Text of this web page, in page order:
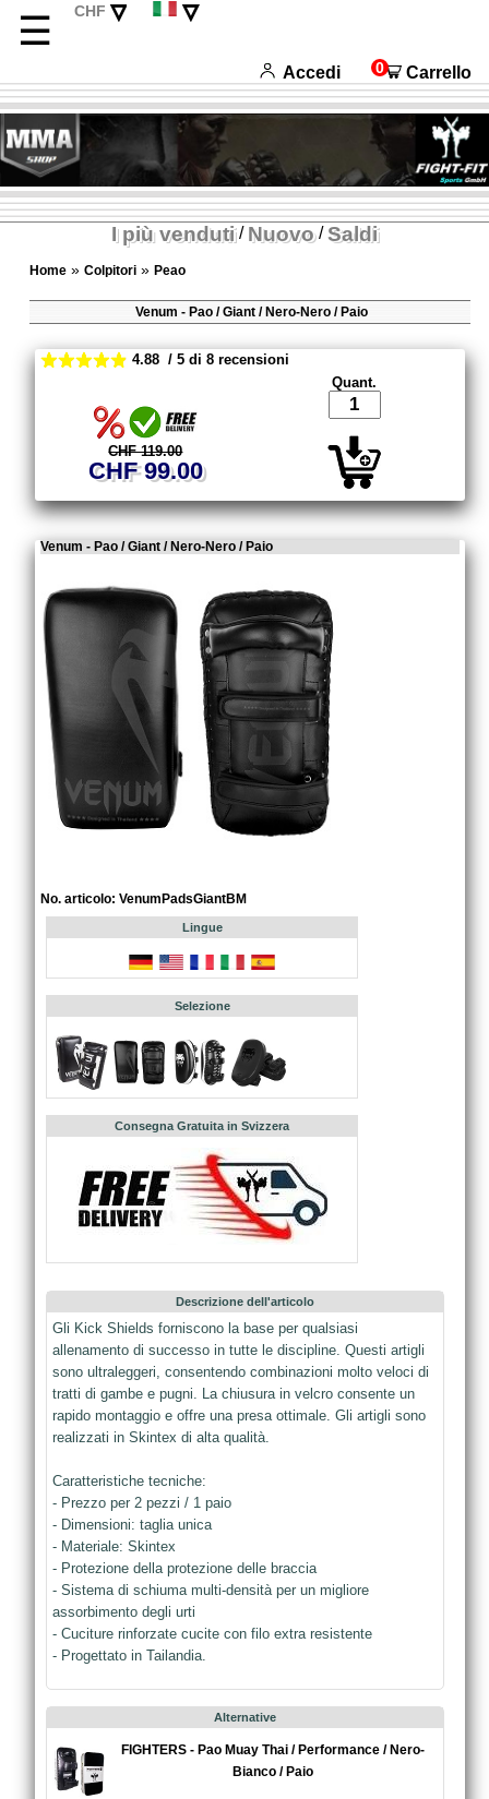
☰ CHF ▿ ▿
Français
Español
Accedi 0 Carrello
I più venduti/ Nuovo/Saldi
Home »Colpitori »Peao
Venum - Pao / Giant / Nero-Nero / Paio
4.88 / 5 di 8 recensioni
CHF 119.00
CHF 99.00
Quant.
Venum - Pao / Giant / Nero-Nero / Paio
No. articolo: VenumPadsGiantBM
Lingue
Selezione
Consegna Gratuita in Svizzera
Descrizione dell'articolo
Gli Kick Shields forniscono la base per qualsiasi
allenamento di successo in tutte le discipline. Questi artigli
sono ultraleggeri, consentendo combinazioni molto veloci di
tratti di gambe e pugni. La chiusura in velcro consente un
rapido montaggio e offre una presa ottimale. Gli artigli sono
realizzati in Skintex di alta qualità.
Caratteristiche tecniche:
- Prezzo per 2 pezzi / 1 paio
- Dimensioni: taglia unica
- Materiale: Skintex
- Protezione della protezione delle braccia
- Sistema di schiuma multi-densità per un migliore
assorbimento degli urti
- Cuciture rinforzate cucite con filo extra resistente
- Progettato in Tailandia.
Alternative
FIGHTERS - Pao Muay Thai / Performance / Nero-
Bianco / Paio